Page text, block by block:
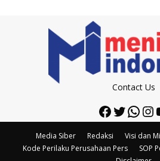
Contact Us
Facebook
Media Siber Redaksi Visi dan
Kode Perilaku Perusahaan Pers
SOP